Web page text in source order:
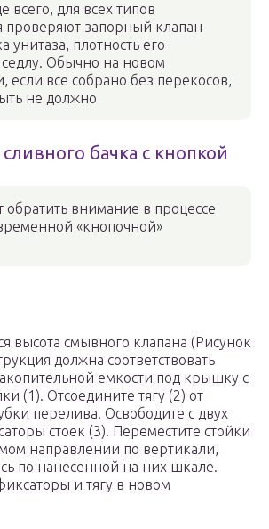
всего, для всех типов
проверяют запорный клапан
унитаза, плотность его
Обычно на новом
если все собрано без перекосов,
не должно
бачка с кнопкой
обратить внимание в процессе
«кнопочной»
высота смывного клапана (Рисунок
должна соответствовать
емкости под крышку с
(1). Отсоедините тягу (2) от
перелива. Освободите с двух
стоек (3). Переместите стойки
направлении по вертикали,
по нанесенной на них шкале.
и тягу в новом